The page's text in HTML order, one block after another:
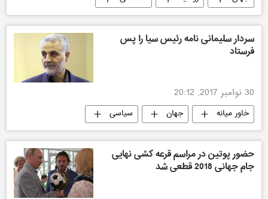
ایران
سردار سلیمانی نامه رئیس سیا را پس
فرستاد
30 نوامبر 2017, 20:12
خاور میانه جهان
سیاسی
ایران
آمریکا
حضور پوتین در مراسم قرعه کشی نهایی
جام جهانی 2018 قطعی شد